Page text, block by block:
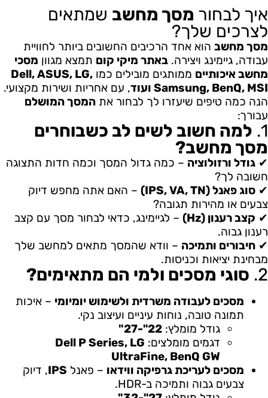
איך לבחור מסך מחשב שמתאים
לצרכים שלך?
מסך מחשב הוא אחד הרכיבים החשובים ביותר לחוויית
עבודה, גיימינג ויצירה. באתר מיקי קום תמצא מגוון מסכי
מחשב איכותיים ממותגים מובילים כמו Dell, ASUS, LG,
Samsung, BenQ, MSI ועוד
, עם אחריות ושירות מקצועי.
הנה כמה טיפים שיעזרו לך לבחור את המסך המושלם
עבורך:
1. למה חשוב לשים לב כשבוחרים
מסך מחשב?
✔ גודל ורזולוציה – כמה גדול המסך וכמה חדות התצוגה
חשובה לך?
✔ סוג פאנל (IPS, VA, TN)
– האם אתה מחפש דיוק
צבעים או מהירות תגובה?
✔ קצב רענון (Hz)
– לגיימינג, כדאי לבחור מסך עם קצב
רענון גבוה.
✔ חיבורים ותמיכה – וודא שהמסך מתאים למחשב שלך
מבחינת יציאות וכניסות.
2. סוגי מסכים ולמי הם מתאימים?
מסכים לעבודה משרדית ולשימוש יומיומי – איכות
תמונה טובה, נוחות עיניים ועיצוב נקי.
גודל מומלץ: 22"-27"
דגמים מומלצים: Dell P Series, LG
UltraFine, BenQ GW
מסכים לעריכת גרפיקה ווידאו – פאנל IPS, דיוק
צבעים גבוה ותמיכה ב-HDR.